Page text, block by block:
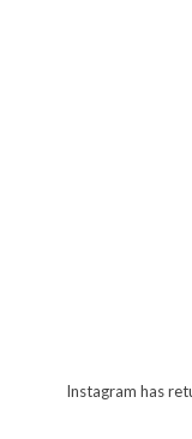
Instagram has